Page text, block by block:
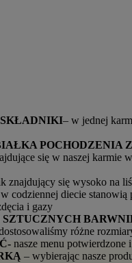
– w jednej
POCHODZENIA
się w naszej karmie
znajdujący się wysoko na
w codziennej diecie
i gazy
różne
nasze menu potwierdzone
– wybierając nasze